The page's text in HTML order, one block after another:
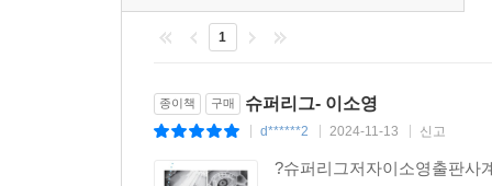
환경 파괴가 가속화되어 오염된 갈색 물로 샤워
곳으로 간다는 소문 때문에 자신의 병든 몸을 거
이야기로만 받아들일 수 없을 것이다. 발전된
부분은 더 교묘하게 가려질 뿐이다.
1
종이책 구매 슈퍼리그- 이소영
d******2 2024-11-13 신고
?슈퍼리그저자이소영출판사